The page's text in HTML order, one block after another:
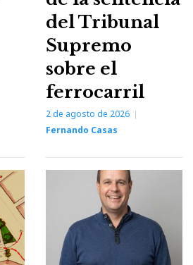
del Tribunal
Supremo
sobre el
ferrocarril
2 de agosto de 2026
Fernando Casas